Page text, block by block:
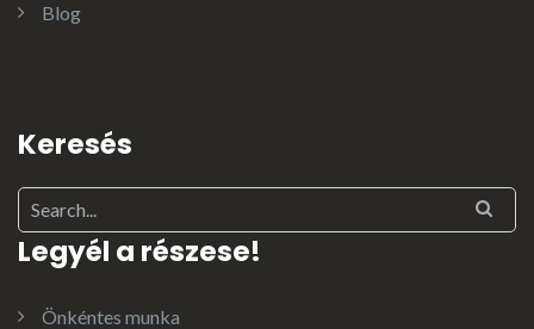
Blog
Keresés
Legyél a részese!
Önkéntes munka